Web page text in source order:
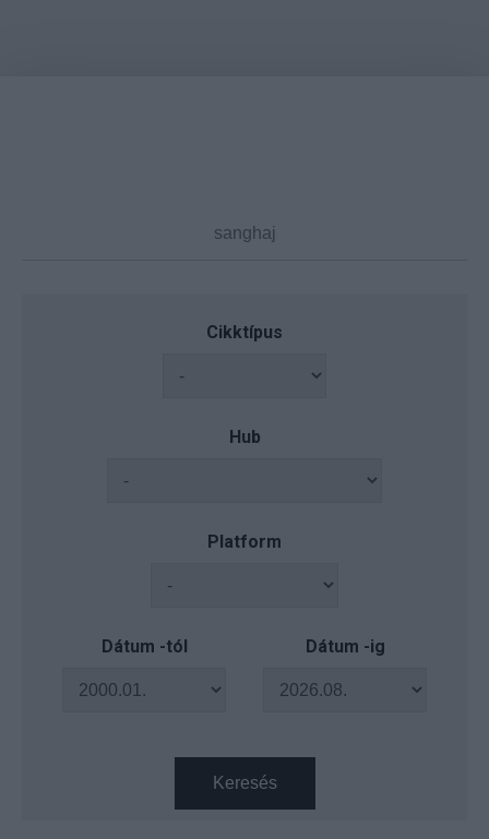
Cikktípus
Hub
Platform
Dátum -tól Dátum -ig
Keresés